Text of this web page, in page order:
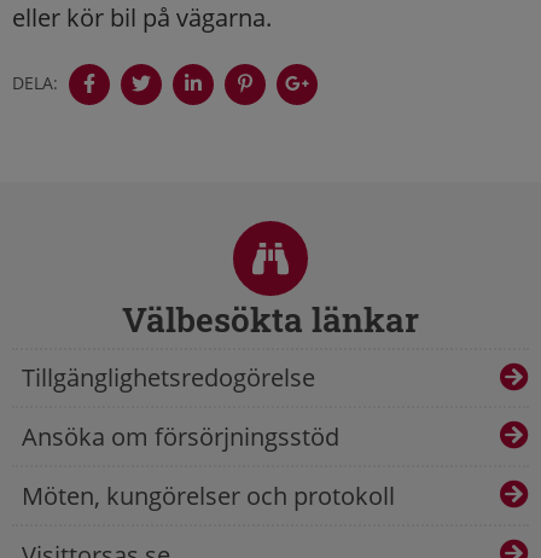
eller kör bil på vägarna.
DELA:
Välbesökta länkar
Tillgänglighetsredogörelse
Ansöka om försörjningsstöd
Möten, kungörelser och protokoll